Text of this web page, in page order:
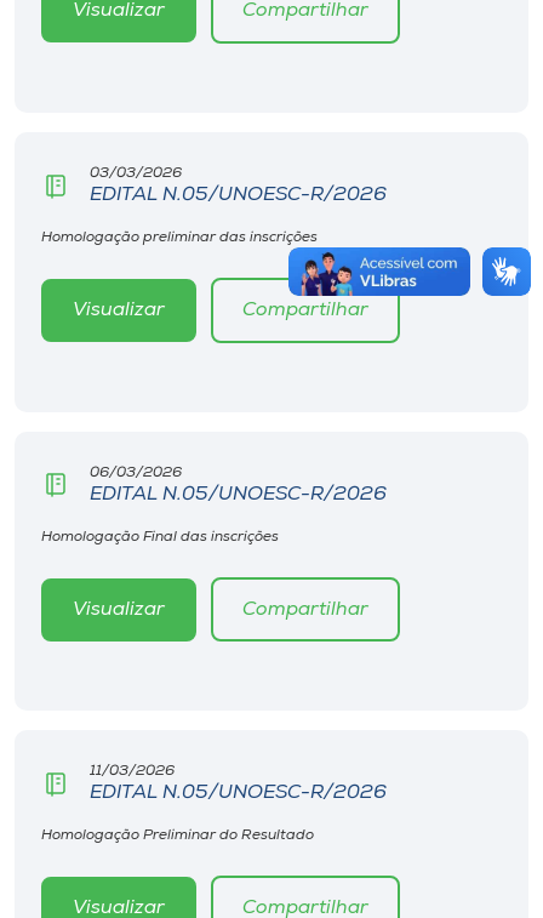
Visualizar Compartilhar
03/03/2026
EDITAL N.05/UNOESC-R/2026
Homologação preliminar das inscrições
Visualizar Compartilhar
06/03/2026
EDITAL N.05/UNOESC-R/2026
Homologação Final das inscrições
Visualizar Compartilhar
11/03/2026
EDITAL N.05/UNOESC-R/2026
Homologação Preliminar do Resultado
Visualizar Compartilhar